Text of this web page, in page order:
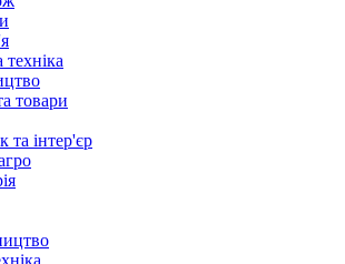
товари
та інтер'єр